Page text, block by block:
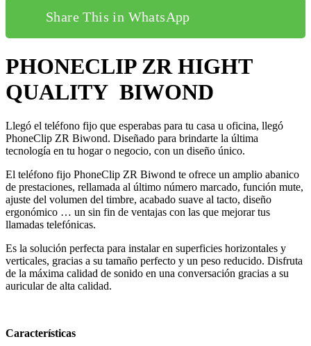
Share This in WhatsApp
PHONECLIP ZR HIGHT
QUALITY BIWOND
Llegó el teléfono fijo que esperabas para tu casa u oficina, llegó
PhoneClip ZR Biwond. Diseñado para brindarte la última
tecnología en tu hogar o negocio, con un diseño único.
El teléfono fijo PhoneClip ZR Biwond te ofrece un amplio abanico
de prestaciones, rellamada al último número marcado, función mute,
ajuste del volumen del timbre, acabado suave al tacto, diseño
ergonómico … un sin fin de ventajas con las que mejorar tus
llamadas telefónicas.
Es la solución perfecta para instalar en superficies horizontales y
verticales, gracias a su tamaño perfecto y un peso reducido. Disfruta
de la máxima calidad de sonido en una conversación gracias a su
auricular de alta calidad.
Características